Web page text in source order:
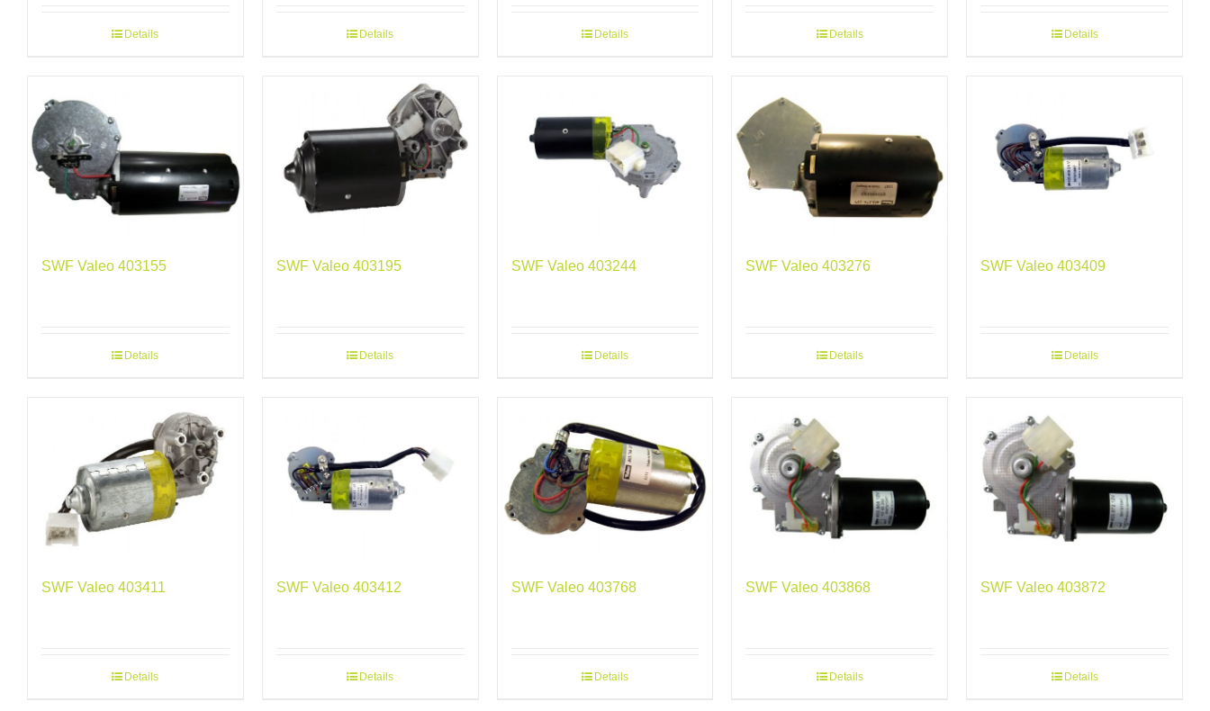
Details Details Details Details Details
SWF Valeo 403155
Details
SWF Valeo 403195
Details
SWF Valeo 403244
Details
SWF Valeo 403276
Details
SWF Valeo 403409
Details
SWF Valeo 403411
Details
SWF Valeo 403412
Details
SWF Valeo 403768
Details
SWF Valeo 403868
Details
SWF Valeo 403872
Details